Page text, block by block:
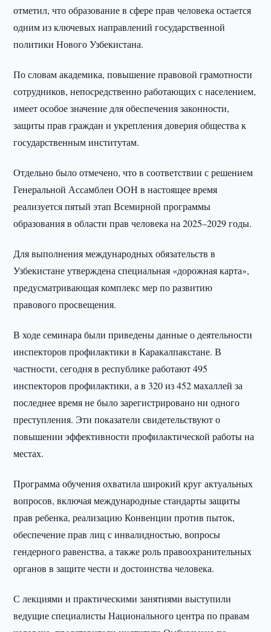
отметил, что образование в сфере прав человека остается
одним из ключевых направлений государственной
политики Нового Узбекистана.
По словам академика, повышение правовой грамотности
сотрудников, непосредственно работающих с населением,
имеет особое значение для обеспечения законности,
защиты прав граждан и укрепления доверия общества к
государственным институтам.
Отдельно было отмечено, что в соответствии с решением
Генеральной Ассамблеи ООН в настоящее время
реализуется пятый этап Всемирной программы
образования в области прав человека на 2025–2029 годы.
Для выполнения международных обязательств в
Узбекистане утверждена специальная «дорожная карта»,
предусматривающая комплекс мер по развитию
правового просвещения.
В ходе семинара были приведены данные о деятельности
инспекторов профилактики в Каракалпакстане. В
частности, сегодня в республике работают 495
инспекторов профилактики, а в 320 из 452 махаллей за
последнее время не было зарегистрировано ни одного
преступления. Эти показатели свидетельствуют о
повышении эффективности профилактической работы на
местах.
Программа обучения охватила широкий круг актуальных
вопросов, включая международные стандарты защиты
прав ребенка, реализацию Конвенции против пыток,
обеспечение прав лиц с инвалидностью, вопросы
гендерного равенства, а также роль правоохранительных
органов в защите чести и достоинства человека.
С лекциями и практическими занятиями выступили
ведущие специалисты Национального центра по правам